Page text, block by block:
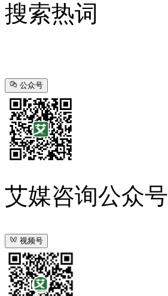
搜索热词
公众号
艾媒咨询公众号
视频号